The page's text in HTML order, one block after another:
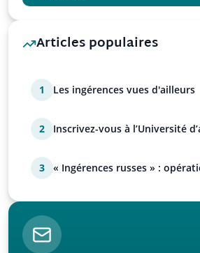
Articles populaires
1 Les ingérences vues d'ailleurs
2
Inscrivez-vous à l’Université
3
« Ingérences russes » :